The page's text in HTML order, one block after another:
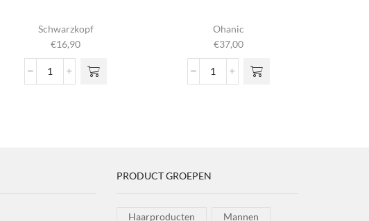
Schwarzkopf
€16,90
Professional
Ohanic
€37,00
Almond
PRODUCT GROEPEN
Haarproducten Mannen